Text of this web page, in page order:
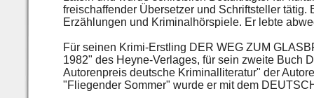
freischaffender Übersetzer und Schriftsteller tätig.
Erzählungen und Kriminalhörspiele. Er lebte
Für seinen Krimi-Erstling DER WEG ZUM
1982" des Heyne-Verlages, für sein zweite Buch
Autorenpreis deutsche Kriminalliteratur" der
"Fliegender Sommer" wurde er mit dem